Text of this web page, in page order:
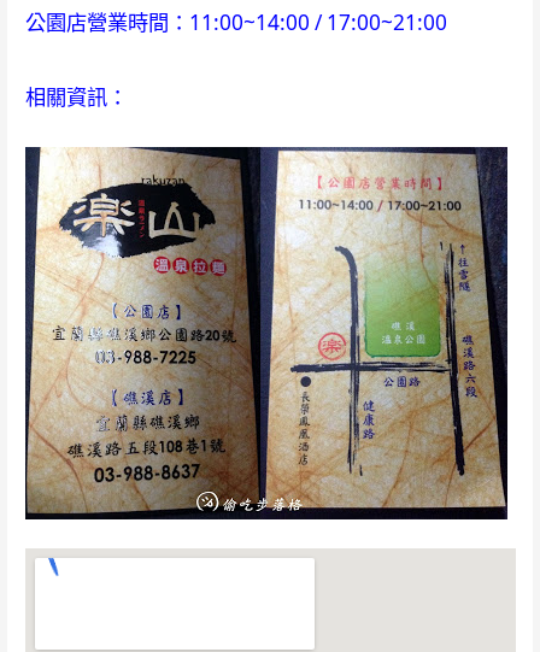
公園店營業時間：11:00~14:00 / 17:00~21:00
相關資訊：